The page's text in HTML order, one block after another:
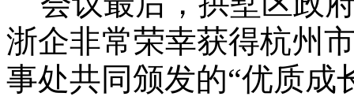
浙企非常荣幸获得杭州
事处共同颁发的“优质